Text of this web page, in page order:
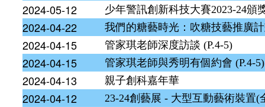
2024-05-12 少年警訊創新科技大賽2023-24頒
2024-04-22 我們的糖藝時光：吹糖技藝推廣
2024-04-15 管家琪老師深度訪談 (P.4-5)
2024-04-15 管家琪老師與秀明有個約會 (P.4-5)
2024-04-13 親子創科嘉年華
2024-04-12 23-24創藝展 - 大型互動藝術裝置(